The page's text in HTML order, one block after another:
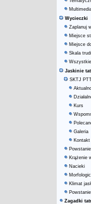
Wycieczki
Zaplanuj
Miejsce
Miejsce
Skala
Wszystkie
Jaskinie
SKTJ
Kurs
Galeria
Kontakt
Krążenie
Nacieki
Klimat
Zagadki